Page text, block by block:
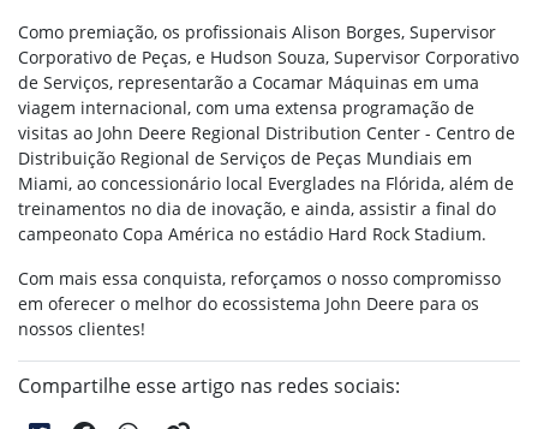
Como premiação, os profissionais Alison Borges, Supervisor
Corporativo de Peças, e Hudson Souza, Supervisor Corporativo
de Serviços, representarão a Cocamar Máquinas em uma
viagem internacional, com uma extensa programação de
visitas ao John Deere Regional Distribution Center - Centro de
Distribuição Regional de Serviços de Peças Mundiais em
Miami, ao concessionário local Everglades na Flórida, além de
treinamentos no dia de inovação, e ainda, assistir a final do
campeonato Copa América no estádio Hard Rock Stadium.
Com mais essa conquista, reforçamos o nosso compromisso
em oferecer o melhor do ecossistema John Deere para os
nossos clientes!
Compartilhe esse artigo nas redes sociais: